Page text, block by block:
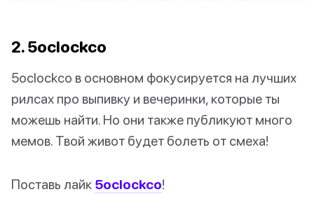
2. 5oclockco
5oclockco в основном фокусируется на лучших
рилсах про выпивку и вечеринки, которые ты
можешь найти. Но они также публикуют много
мемов. Твой живот будет болеть от смеха!
Поставь лайк 5oclockco!